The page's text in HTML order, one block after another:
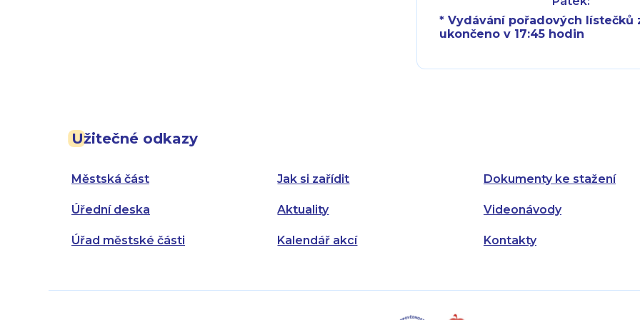
Užitečné odkazy
Městská část
Úřední deska
Úřad městské části
Jak si zařídit
Aktuality
Kalendář akcí
Dokumenty ke stažení
Videonávody
Kontakty
* Vydávání pořadových
ukončeno v 17:45 hodin
Pátek: